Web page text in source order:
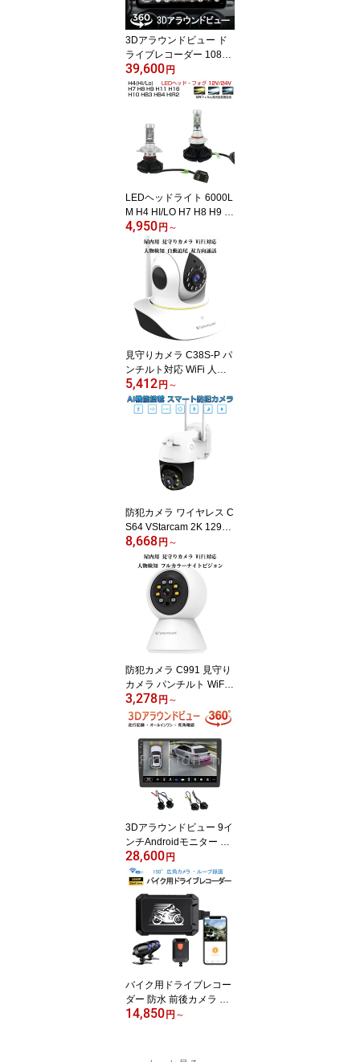
3Dアラウンドビュー ド
ライブレコーダー 1080P
360度鳥瞰パノラマ映像
全方向3Dバードビューモ
ニターシステム 空中映像
映像調整シート付 3ヶ月
39,600 円
LEDヘッドライト 6000L
M H4 HI/LO H7 H8 H9 H
10 H11 H16 HB3 HB4 HI
R2 H1 H3 ファンレス 2
個入り 色交換シート付 L
ED ヘッドライト バイク
車検対応 12V 24V 6ヶ月
保証
4,950 円 ～
見守りカメラ C38S-P パ
ンチルト対応 WiFi 人物
検知 動体検知 ナイトビ
ジョン 双方向音声 ペッ
トカメラ 防犯カメラ PS
E 技適 6ヶ月保証
5,412 円 ～
防犯カメラ ワイヤレス C
S64 VStarcam 2K 1296p
300万画素 夜でもフルカ
ラー録画 人体検知 動体
検知 ライトアップ サイ
レン ONVIF ペット wifi A
Pモード MicroSDカード
録画 録音 遠隔監視 屋内
外兼用 PSE 技適 6ヶ月保
8,668 円 ～
防犯カメラ C991 見守り
カメラ パンチルト WiFi
対応 ペットカメラ スマ
ホ遠隔操作 屋内用 PSE
技適 6ヶ月保証
3,278 円 ～
3Dアラウンドビュー 9イ
ンチAndroidモニター ド
ライブレコーダー 1080P
360度鳥瞰パノラマ映像
全方向3Dバードビューモ
ニターシステム 空中映像
3ヶ月保証
28,600 円
バイク用ドライブレコー
ダー 防水 前後カメラ Wi
Fi 二輪車ドラレコ FHD1
故 記録 煽り運転防止 オ
14,850 円 ～